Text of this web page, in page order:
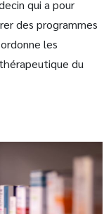
qui a pour
des programmes
les
du